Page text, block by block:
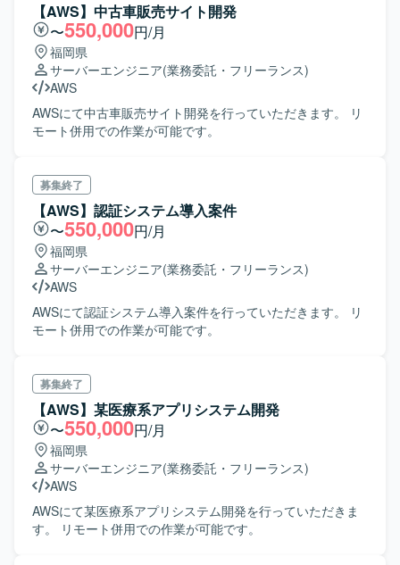
【AWS】中古車販売サイト開発
〜550,000円/月
福岡県
サーバーエンジニア(業務委託・フリーランス)
AWS
AWSにて中古車販売サイト開発を行っていただきます。 リ
モート併用での作業が可能です。
募集終了
【AWS】認証システム導入案件
〜550,000円/月
福岡県
サーバーエンジニア(業務委託・フリーランス)
AWS
AWSにて認証システム導入案件を行っていただきます。 リ
モート併用での作業が可能です。
募集終了
【AWS】某医療系アプリシステム開発
〜550,000円/月
福岡県
サーバーエンジニア(業務委託・フリーランス)
AWS
AWSにて某医療系アプリシステム開発を行っていただきま
す。 リモート併用での作業が可能です。